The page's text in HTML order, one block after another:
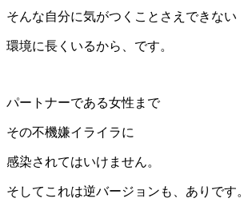
そんな自分に気がつくことさえできない
環境に長くいるから、です。
パートナーである女性まで
その不機嫌イライラに
感染されてはいけません。
そしてこれは逆バージョンも、ありです。